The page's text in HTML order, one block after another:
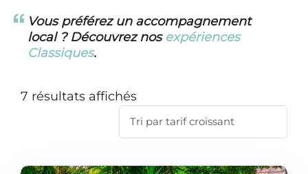
Vous préférez un accompagnement
local ? Découvrez nos expériences
Classiques.
7 résultats affichés